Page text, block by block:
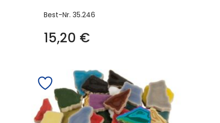
Best-Nr. 35.246
15,20 €